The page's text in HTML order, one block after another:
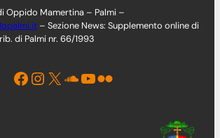
Oppido Mamertina – Palmi –
– Sezione News: Supplemento online di
di Palmi nr. 66/1993
Facebook Instagram X Soundcloud YouTube Flickr